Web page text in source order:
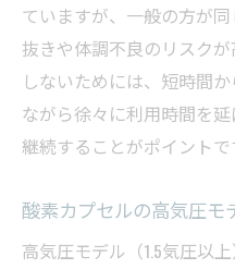
ていますが、一般の方が
抜きや体調不良のリスク
しないためには、短時間
ながら徐々に利用時間を
継続することがポイントで
酸素カプセルの高気圧モ
高気圧モデル（1.5気圧以